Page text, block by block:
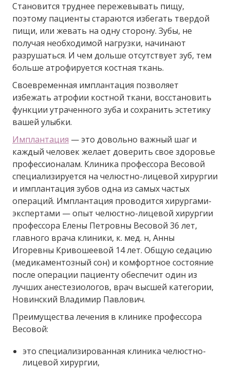
Становится труднее пережевывать пищу,
поэтому пациенты стараются избегать твердой
пищи, или жевать на одну сторону. Зубы, не
получая необходимой нагрузки, начинают
разрушаться. И чем дольше отсутствует зуб, тем
больше атрофируется костная ткань.
Своевременная имплантация позволяет
избежать атрофии костной ткани, восстановить
функции утраченного зуба и сохранить эстетику
вашей улыбки.
Имплантация — это довольно важный шаг и
каждый человек желает доверить свое здоровье
профессионалам. Клиника профессора Весовой
специализируется на челюстно-лицевой хирургии
и имплантация зубов одна из самых частых
операций. Имплантация проводится хирургами-
экспертами — опыт челюстно-лицевой хирургии
профессора Елены Петровны Весовой 36 лет,
главного врача клиники, к. мед. н, Анны
Игоревны Кривошеевой 14 лет. Общую седацию
(медикаментозный сон) и комфортное состояние
после операции пациенту обеспечит один из
лучших анестезиологов, врач высшей категории,
Новинский Владимир Павлович.
Преимущества лечения в клинике профессора
Весовой:
это специализированная клиника челюстно-
лицевой хирургии,